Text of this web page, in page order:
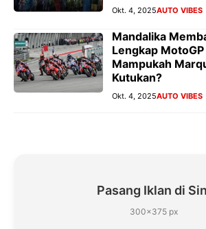
Okt. 4, 2025AUTO VIBES
Mandalika
Lengkap
Mampukah
Kutukan?
Okt. 4, 2025AUTO VIBES
Pasang Iklan di
300×375 px